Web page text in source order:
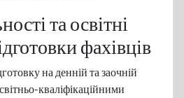
та освітні
фахівців
на денній та заочній
кваліфікаційними